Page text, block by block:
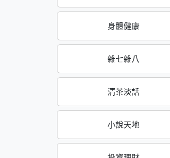
身體健康
雜七雜八
清茶淡話
小說天地